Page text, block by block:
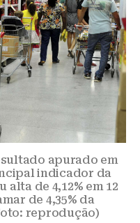
apurado em
indicador da
de 4,12% em 12
de 4,35% da
reprodução)